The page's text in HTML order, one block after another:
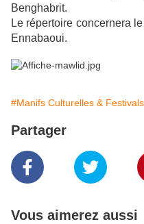
Benghabrit.
Le répertoire concernera
Ennabaoui.
#Manifs Culturelles & Festivals
Partager
Vous aimerez aussi